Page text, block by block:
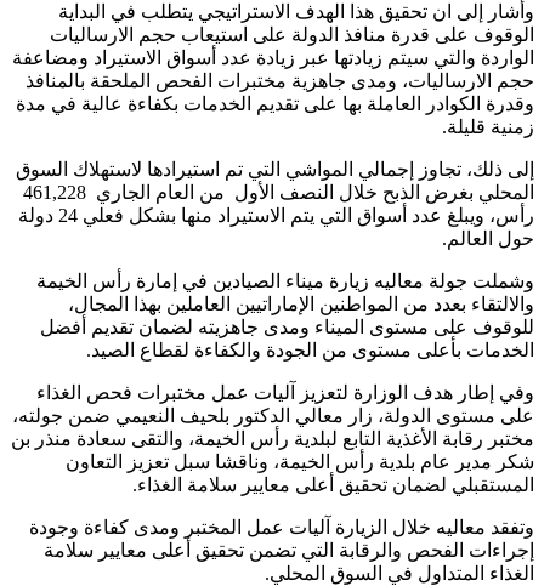
وأشار إلى ان تحقيق هذا الهدف الاستراتيجي يتطلب في البداية
الوقوف على قدرة منافذ الدولة على استيعاب حجم الارساليات
الواردة والتي سيتم زيادتها عبر زيادة عدد أسواق الاستيراد ومضاعفة
حجم الارساليات، ومدى جاهزية مختبرات الفحص الملحقة بالمنافذ
وقدرة الكوادر العاملة بها على تقديم الخدمات بكفاءة عالية في مدة
زمنية قليلة.
إلى ذلك، تجاوز إجمالي المواشي التي تم استيرادها لاستهلاك السوق
المحلي بغرض الذبح خلال النصف الأول من العام الجاري 461,228
رأس، ويبلغ عدد أسواق التي يتم الاستيراد منها بشكل فعلي 24 دولة
حول العالم.
وشملت جولة معاليه زيارة ميناء الصيادين في إمارة رأس الخيمة
والالتقاء بعدد من المواطنين الإماراتيين العاملين بهذا المجال،
للوقوف على مستوى الميناء ومدى جاهزيته لضمان تقديم أفضل
الخدمات بأعلى مستوى من الجودة والكفاءة لقطاع الصيد.
وفي إطار هدف الوزارة لتعزيز آليات عمل مختبرات فحص الغذاء
على مستوى الدولة، زار معالي الدكتور بلحيف النعيمي ضمن جولته،
مختبر رقابة الأغذية التابع لبلدية رأس الخيمة، والتقى سعادة منذر بن
شكر مدير عام بلدية رأس الخيمة، وناقشا سبل تعزيز التعاون
المستقبلي لضمان تحقيق أعلى معايير سلامة الغذاء.
وتفقد معاليه خلال الزيارة آليات عمل المختبر ومدى كفاءة وجودة
إجراءات الفحص والرقابة التي تضمن تحقيق أعلى معايير سلامة
الغذاء المتداول في السوق المحلي.